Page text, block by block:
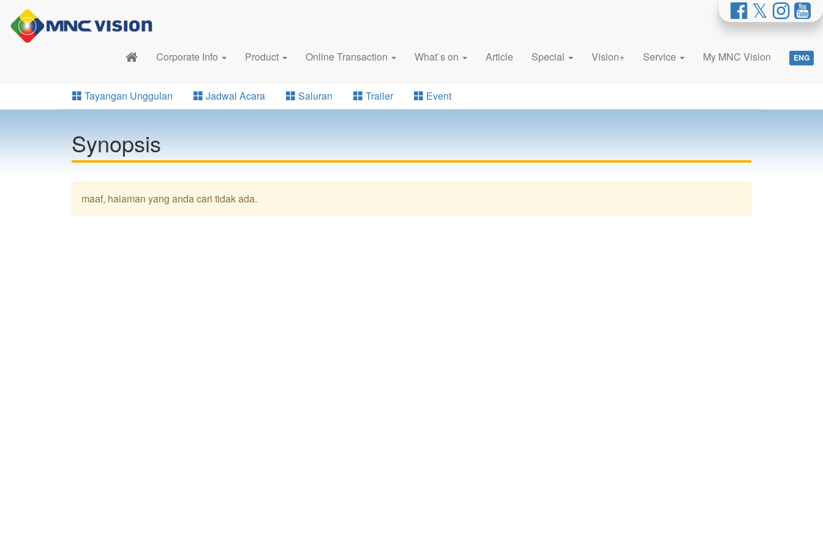
Corporate Info Product Online Transaction What`s on Article Special Vision+ Service My MNC Vision ENG
Tayangan Unggulan Jadwal Acara Saluran Trailer Event
Synopsis
maaf, halaman yang anda cari tidak ada.